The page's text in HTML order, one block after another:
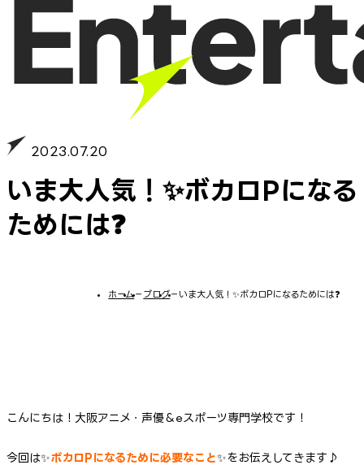
2023.07.20
いま大人気！✨ボカロPになる
ためには❓
ホーム− ブログ− いま大人気！✨ボカロPになるためには❓
こんにちは！大阪アニメ・声優＆eスポーツ専門学校です！
今回は✨ボカロPになるために必要なこと✨をお伝えしてきます♪